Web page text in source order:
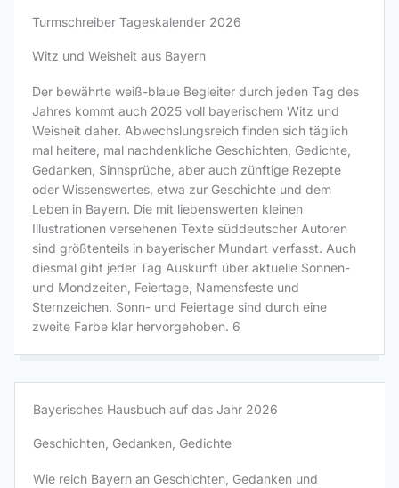
Turmschreiber Tageskalender 2026
Witz und Weisheit aus Bayern
Der bewährte weiß-blaue Begleiter durch jeden Tag des
Jahres kommt auch 2025 voll bayerischem Witz und
Weisheit daher. Abwechslungsreich finden sich täglich
mal heitere, mal nachdenkliche Geschichten, Gedichte,
Gedanken, Sinnsprüche, aber auch zünftige Rezepte
oder Wissenswertes, etwa zur Geschichte und dem
Leben in Bayern. Die mit liebenswerten kleinen
Illustrationen versehenen Texte süddeutscher Autoren
sind größtenteils in bayerischer Mundart verfasst. Auch
diesmal gibt jeder Tag Auskunft über aktuelle Sonnen-
und Mondzeiten, Feiertage, Namensfeste und
Sternzeichen. Sonn- und Feiertage sind durch eine
zweite Farbe klar hervorgehoben. 6
Bayerisches Hausbuch auf das Jahr 2026
Geschichten, Gedanken, Gedichte
Wie reich Bayern an Geschichten, Gedanken und